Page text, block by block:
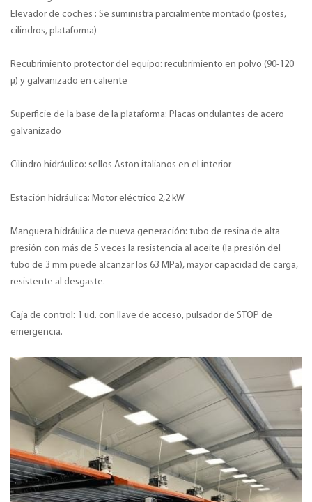
Elevador de coches : Se suministra parcialmente montado (postes,
cilindros, plataforma)
Recubrimiento protector del equipo: recubrimiento en polvo (90-120
μ) y galvanizado en caliente
Superficie de la base de la plataforma: Placas ondulantes de acero
galvanizado
Cilindro hidráulico: sellos Aston italianos en el interior
Estación hidráulica: Motor eléctrico 2,2 kW
Manguera hidráulica de nueva generación: tubo de resina de alta
presión con más de 5 veces la resistencia al aceite (la presión del
tubo de 3 mm puede alcanzar los 63 MPa), mayor capacidad de carga,
resistente al desgaste.
Caja de control: 1 ud. con llave de acceso, pulsador de STOP de
emergencia.